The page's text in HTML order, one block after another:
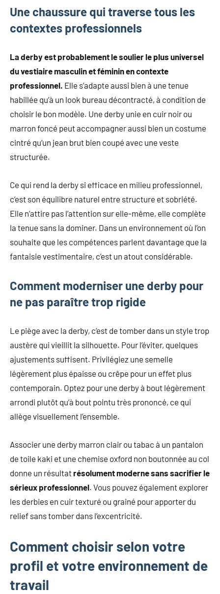
Une chaussure qui traverse tous les
contextes professionnels
La derby est probablement le soulier le plus universel
du vestiaire masculin et féminin en contexte
professionnel. Elle s’adapte aussi bien à une tenue
habillée qu’à un look bureau décontracté, à condition de
choisir le bon modèle. Une derby unie en cuir noir ou
marron foncé peut accompagner aussi bien un costume
cintré qu’un jean brut bien coupé avec une veste
structurée.
Ce qui rend la derby si efficace en milieu professionnel,
c’est son équilibre naturel entre structure et sobriété.
Elle n’attire pas l’attention sur elle-même, elle complète
la tenue sans la dominer. Dans un environnement où l’on
souhaite que les compétences parlent davantage que la
fantaisie vestimentaire, c’est un atout considérable.
Comment moderniser une derby pour
ne pas paraître trop rigide
Le piège avec la derby, c’est de tomber dans un style trop
austère qui vieillit la silhouette. Pour l’éviter, quelques
ajustements suffisent. Privilégiez une semelle
légèrement plus épaisse ou crêpe pour un effet plus
contemporain. Optez pour une derby à bout légèrement
arrondi plutôt qu’à bout pointu très prononcé, ce qui
allège visuellement l’ensemble.
Associer une derby marron clair ou tabac à un pantalon
de toile kaki et une chemise oxford non boutonnée au col
donne un résultatrésolument moderne sans sacrifier le
sérieux professionnel. Vous pouvez également explorer
les derbies en cuir texturé ou grainé pour apporter du
relief sans tomber dans l’excentricité.
Comment choisir selon votre
profil et votre environnement de
travail